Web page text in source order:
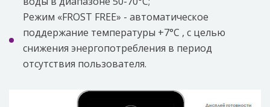
Режим «FROST FREE» - автоматическое
поддержание температуры +7°C , с целью
снижения энергопотребления в период
отсутствия пользователя.